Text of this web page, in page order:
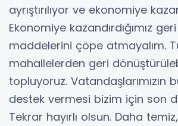
ayrıştırılıyor ve ekonomiye
Ekonomiye kazandırdığımız
maddelerini çöpe atmayalım.
mahallelerden geri
topluyoruz. Vatandaşlarımızın
destek vermesi bizim için son
Tekrar hayırlı olsun. Daha